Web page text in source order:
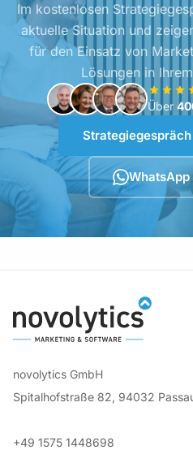
Im kostenlosen
aktuelle Situation und
für den Einsatz von
Lösungen in
Über
novolytics GmbH
Spitalhofstraße 82, 94032
+49 1575 1448698